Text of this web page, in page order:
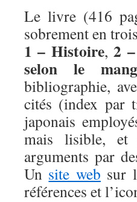
Le livre (416
sobrement en
1 – Histoire,2
selon le
bibliographie,
cités (index par
japonais
mais lisible, et
arguments par
Un site web sur
références et